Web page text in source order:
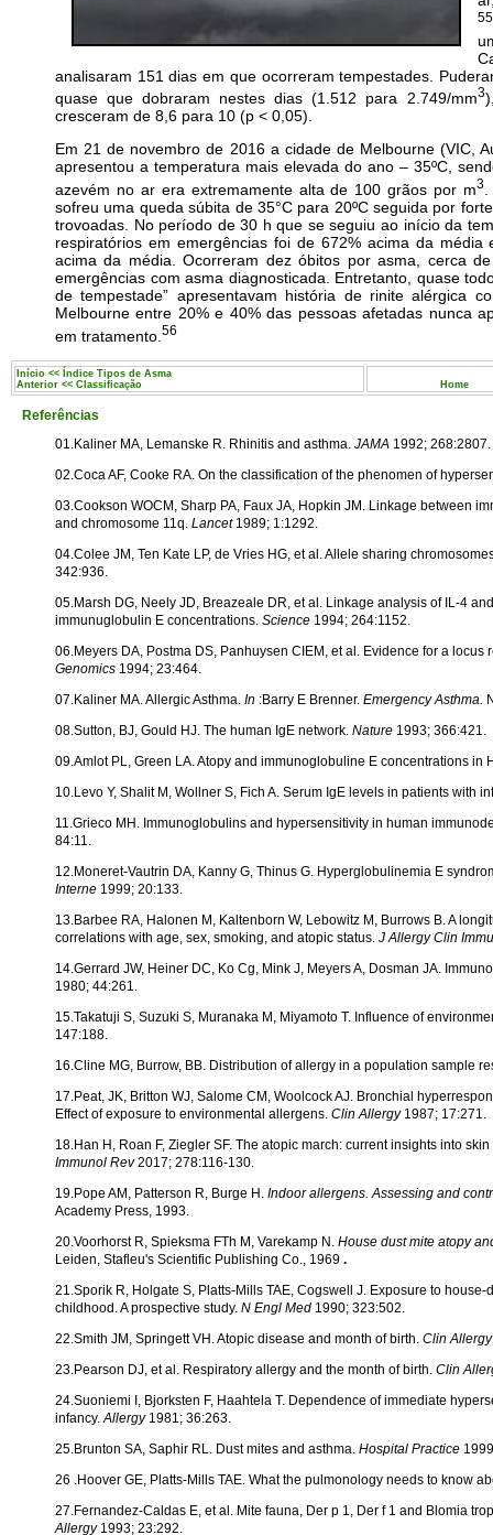
55
analisaram 151 dias em que ocorreram tempestades.
quase que dobraram nestes dias (1.512 para 2.749/mm3
cresceram de 8,6 para 10 (p < 0,05).
Em 21 de novembro de 2016 a cidade de Melbourne (VIC,
apresentou a temperatura mais elevada do ano – 35ºC,
azevém no ar era extremamente alta de 100 grãos por m3
sofreu uma queda súbita de 35°C para 20ºC seguida por
trovoadas. No período de 30 h que se seguiu ao início da
respiratórios em emergências foi de 672% acima da
acima da média. Ocorreram dez óbitos por asma, cerca
emergências com asma diagnosticada. Entretanto, quase
de tempestade” apresentavam história de rinite alérgica
Melbourne entre 20% e 40% das pessoas afetadas nunca
em tratamento. 56
Início << Índice Tipos de Asma
Anterior << Classificação
Home
Referências
01.Kaliner MA, Lemanske R. Rhinitis and asthma. JAMA 1992; 268:2807.
02.Coca AF, Cooke RA. On the classification of the phenomen of
03.Cookson WOCM, Sharp PA, Faux JA, Hopkin JM. Linkage between
and chromosome 11q. Lancet 1989; 1:1292.
04.Colee JM, Ten Kate LP, de Vries HG, et al. Allele sharing
342:936.
05.Marsh DG, Neely JD, Breazeale DR, et al. Linkage analysis of IL-4
immunuglobulin E concentrations. Science 1994; 264:1152.
06.Meyers DA, Postma DS, Panhuysen CIEM, et al. Evidence for a
Genomics 1994; 23:464.
07.Kaliner MA. Allergic Asthma. In :Barry E Brenner. Emergency Asthma.
08.Sutton, BJ, Gould HJ. The human IgE network. Nature 1993; 366:421.
09.Amlot PL, Green LA. Atopy and immunoglobuline E concentrations in
10.Levo Y, Shalit M, Wollner S, Fich A. Serum IgE levels in patients with
11.Grieco MH. Immunoglobulins and hypersensitivity in human
84:11.
12.Moneret-Vautrin DA, Kanny G, Thinus G. Hyperglobulinemia E
Interne 1999; 20:133.
13.Barbee RA, Halonen M, Kaltenborn W, Lebowitz M, Burrows B. A
correlations with age, sex, smoking, and atopic status. J Allergy Clin
14.Gerrard JW, Heiner DC, Ko Cg, Mink J, Meyers A, Dosman JA.
1980; 44:261.
15.Takatuji S, Suzuki S, Muranaka M, Miyamoto T. Influence of
147:188.
16.Cline MG, Burrow, BB. Distribution of allergy in a population sample
17.Peat, JK, Britton WJ, Salome CM, Woolcock AJ. Bronchial
Effect of exposure to environmental allergens. Clin Allergy 1987; 17:271.
18.Han H, Roan F, Ziegler SF. The atopic march: current insights into
Immunol Rev2017; 278:116-130.
19.Pope AM, Patterson R, Burge H. Indoor allergens. Assessing and
Academy Press, 1993.
20.Voorhorst R, Spieksma FTh M, Varekamp N. House dust mite atopy
Leiden, Stafleu's Scientific Publishing Co., 1969 .
21.Sporik R, Holgate S, Platts-Mills TAE, Cogswell J. Exposure to
childhood. A prospective study. N Engl Med 1990; 323:502.
22.Smith JM, Springett VH. Atopic disease and month of birth. Clin
23.Pearson DJ, et al. Respiratory allergy and the month of birth. Clin
24.Suoniemi I, Bjorksten F, Haahtela T. Dependence of immediate
infancy. Allergy 1981; 36:263.
25.Brunton SA, Saphir RL. Dust mites and asthma. Hospital Practice
26 .Hoover GE, Platts-Mills TAE. What the pulmonology needs to know
27.Fernandez-Caldas E, et al. Mite fauna, Der p 1, Der f 1 and Blomia
Allergy 1993; 23:292.